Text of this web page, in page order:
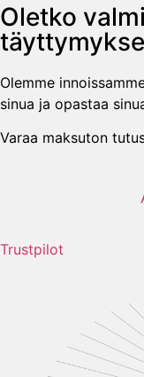
Oletko
Olemme
sinua ja opastaa
Varaa maksuton
Trustpilot